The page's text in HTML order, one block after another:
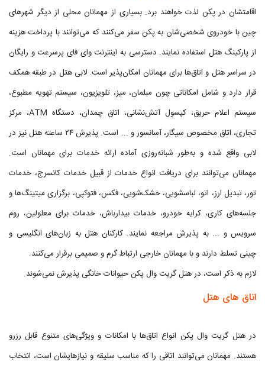
اقامتشان در پکن لذت خواهند برد. بسیاری از مهمانان محلی از دیگر شهرهای
چین با خودروی شخصی‌شان به پکن سفر می‌کنند که می‌توانند با پرداخت هزینه
از پارکینگ هتل استفاده نمایند. دسترسی به اینترنت وای فای پرسرعت و رایگان
در سراسر هتل و اتاق‌ها برای مهمانان امکان‌پذیر است. لابی هتل در طبقه همکف
قرار دارد و شامل امکاناتی چون مبلمان، میز، تلویزیون، سیستم تهویه مطبوع،
سیستم اعلام حریق، کپسول آتش‌نشانی، اتاق چمدان، دستگاه ATM، مرکز
تجاری، اتاق مخصوص سیگار، آسانسور و ... است. پذیرش ۲۴ ساعته هتل نیز در
لابی واقع شده و به‌طور شبانه‌روزی آماده ارائه خدمات برای مهمانان است.
مهمانان می‌توانند برای دریافت انواع خدمات از قبیل خدمات کانسرج، خدمات
تور، تبدیل ارز، اتو، لباسشویی، خشک‌شویی، فکس، فتوکپی، برگزاری میتینگ‌ها و
جلسه‌های کاری، کرایه خودرو، خدمات بیدارباش، خدمات برای معلولین، روم
سرویس و ... به پذیرش مراجعه نمایند. کارکنان هتل به زبان‌های انگلیسی و
چینی تسلط دارند و با مهمانان خارجی ارتباط گرم و صمیمی برقرار می‌کنند.
لازم به ذکر است، در هتل گریت وال پکن حیوانات خانگی پذیرش نمی‌شوند.
اتاق‌ های هتل
در هتل گریت وال پکن انواع اتاق‌ها‌ با امکانات و ویژگی‌های متنوع قابل رزرو
هستند. مهمانان می‌توانند اتاقی را که مناسب سلیقه و نیازهایشان است، انتخاب